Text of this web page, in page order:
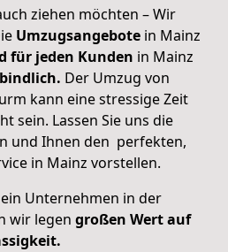
ziehen möchten – Wir
Umzugsangebote in Mainz
für jeden Kunden in Mainz
Der Umzug von
kann eine stressige Zeit
sein. Lassen Sie uns die
und Ihnen den perfekten,
in Mainz vorstellen.
Unternehmen in der
wir legen großen Wert auf